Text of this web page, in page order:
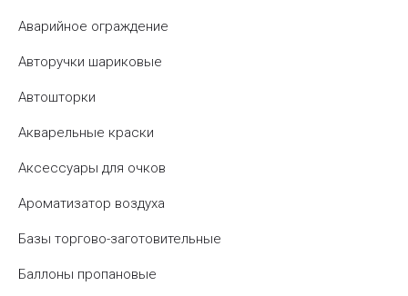
Аварийное ограждение
Авторучки шариковые
Автошторки
Акварельные краски
Аксессуары для очков
Ароматизатор воздуха
Базы торгово-заготовительные
Баллоны пропановые